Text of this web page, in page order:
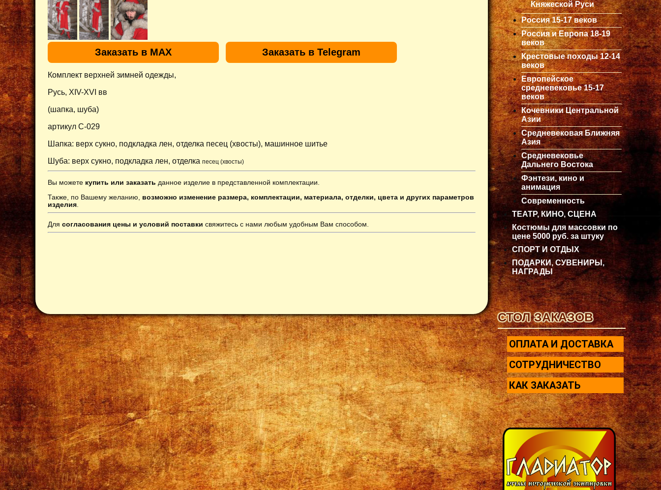
Заказать в MAX Заказать в Telegram
Комплект верхней зимней одежды,
Русь, XIV-XVI вв
(шапка, шуба)
артикул C-029
Шапка: верх сукно, подкладка лен, отделка песец (хвосты), машинное шитье
Шуба: верх сукно, подкладка лен, отделка песец (хвосты)
Вы можете купить или заказать данное изделие в представленной комплектации.
Также, по Вашему желанию, возможно изменение размера, комплектации, материала, отделки, цвета и других параметров
изделия
Для согласования цены и условий поставки свяжитесь с нами любым удобным Вам способом.
Княжеской Руси
Россия 15-17 веков
Россия и Европа 18-19
веков
Крестовые походы 12-14
веков
Европейское
средневековье 15-17
веков
Кочевники Центральной
Азии
Средневековая Ближняя
Азия
Средневековье
Дальнего Востока
Фэнтези, кино и
анимация
Современность
ТЕАТР, КИНО, СЦЕНА
Костюмы для массовки по
цене 5000 руб. за штуку
СПОРТ И ОТДЫХ
ПОДАРКИ, СУВЕНИРЫ,
НАГРАДЫ
СТОЛ ЗАКАЗОВ
ОПЛАТА И ДОСТАВКА
СОТРУДНИЧЕСТВО
КАК ЗАКАЗАТЬ